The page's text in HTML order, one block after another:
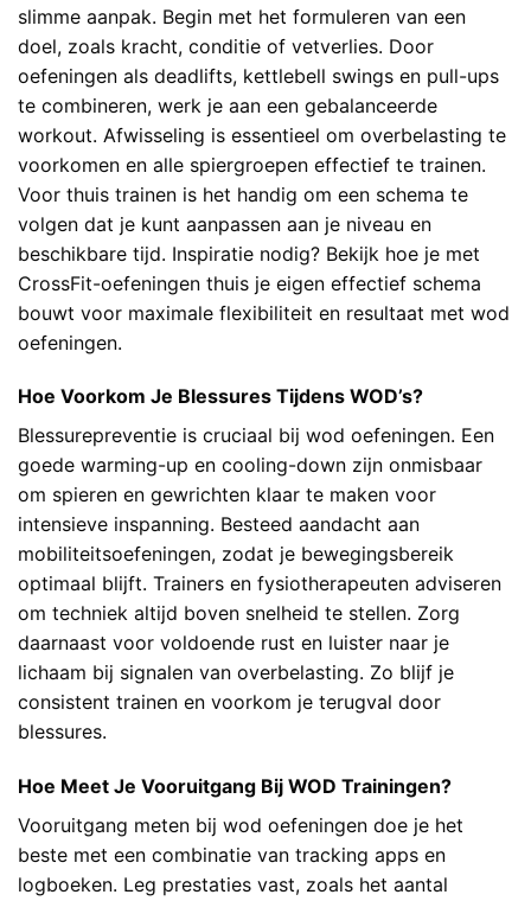
slimme aanpak. Begin met het formuleren van een
doel, zoals kracht, conditie of vetverlies. Door
oefeningen als deadlifts, kettlebell swings en pull-ups
te combineren, werk je aan een gebalanceerde
workout. Afwisseling is essentieel om overbelasting te
voorkomen en alle spiergroepen effectief te trainen.
Voor thuis trainen is het handig om een schema te
volgen dat je kunt aanpassen aan je niveau en
beschikbare tijd. Inspiratie nodig? Bekijk hoe je met
CrossFit-oefeningen thuis je eigen effectief schema
bouwt voor maximale flexibiliteit en resultaat met wod
oefeningen.
Hoe Voorkom Je Blessures Tijdens WOD’s?
Blessurepreventie is cruciaal bij wod oefeningen. Een
goede warming-up en cooling-down zijn onmisbaar
om spieren en gewrichten klaar te maken voor
intensieve inspanning. Besteed aandacht aan
mobiliteitsoefeningen, zodat je bewegingsbereik
optimaal blijft. Trainers en fysiotherapeuten adviseren
om techniek altijd boven snelheid te stellen. Zorg
daarnaast voor voldoende rust en luister naar je
lichaam bij signalen van overbelasting. Zo blijf je
consistent trainen en voorkom je terugval door
blessures.
Hoe Meet Je Vooruitgang Bij WOD Trainingen?
Vooruitgang meten bij wod oefeningen doe je het
beste met een combinatie van tracking apps en
logboeken. Leg prestaties vast, zoals het aantal